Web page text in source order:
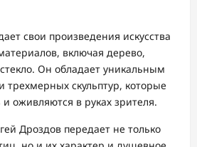
свои произведения искусства
включая дерево,
Он обладает уникальным
трехмерных скульптур, которые
оживляются в руках зрителя.
Дроздов передает не только